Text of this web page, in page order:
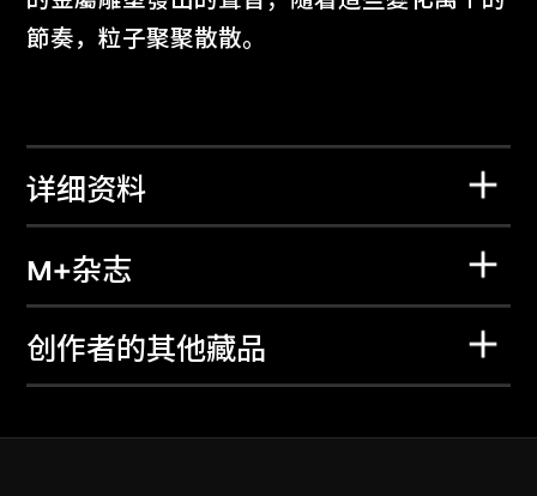
節奏，粒子聚聚散散。
详细资料
M+杂志
创作者的其他藏品